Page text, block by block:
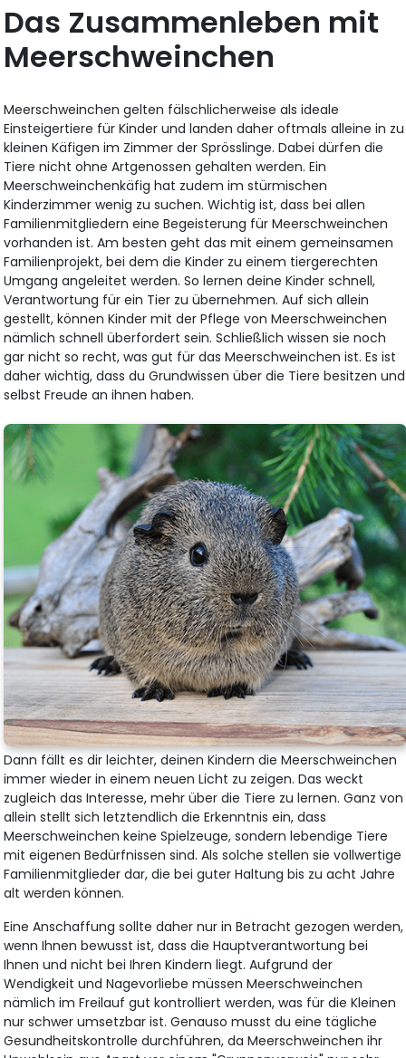
Das Zusammenleben mit
Meerschweinchen
Meerschweinchen gelten fälschlicherweise als ideale
Einsteigertiere für Kinder und landen daher oftmals alleine in zu
kleinen Käfigen im Zimmer der Sprösslinge. Dabei dürfen die
Tiere nicht ohne Artgenossen gehalten werden. Ein
Meerschweinchenkäfig hat zudem im stürmischen
Kinderzimmer wenig zu suchen. Wichtig ist, dass bei allen
Familienmitgliedern eine Begeisterung für Meerschweinchen
vorhanden ist. Am besten geht das mit einem gemeinsamen
Familienprojekt, bei dem die Kinder zu einem tiergerechten
Umgang angeleitet werden. So lernen deine Kinder schnell,
Verantwortung für ein Tier zu übernehmen. Auf sich allein
gestellt, können Kinder mit der Pflege von Meerschweinchen
nämlich schnell überfordert sein. Schließlich wissen sie noch
gar nicht so recht, was gut für das Meerschweinchen ist. Es ist
daher wichtig, dass du Grundwissen über die Tiere besitzen und
selbst Freude an ihnen haben.
Dann fällt es dir leichter, deinen Kindern die Meerschweinchen
immer wieder in einem neuen Licht zu zeigen. Das weckt
zugleich das Interesse, mehr über die Tiere zu lernen. Ganz von
allein stellt sich letztendlich die Erkenntnis ein, dass
Meerschweinchen keine Spielzeuge, sondern lebendige Tiere
mit eigenen Bedürfnissen sind. Als solche stellen sie vollwertige
Familienmitglieder dar, die bei guter Haltung bis zu acht Jahre
alt werden können.
Eine Anschaffung sollte daher nur in Betracht gezogen werden,
wenn Ihnen bewusst ist, dass die Hauptverantwortung bei
Ihnen und nicht bei Ihren Kindern liegt. Aufgrund der
Wendigkeit und Nagevorliebe müssen Meerschweinchen
nämlich im Freilauf gut kontrolliert werden, was für die Kleinen
nur schwer umsetzbar ist. Genauso musst du eine tägliche
Gesundheitskontrolle durchführen, da Meerschweinchen ihr